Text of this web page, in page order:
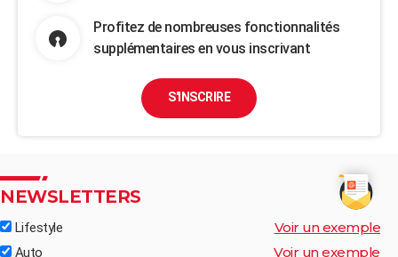
Profitez de nombreuses fonctionnalités
supplémentaires en vous inscrivant
S'INSCRIRE
NEWSLETTERS
Lifestyle Voir un exemple
Auto Voir un exemple